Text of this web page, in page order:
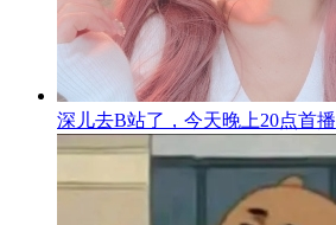
深儿去B站了，今天晚上20点首播